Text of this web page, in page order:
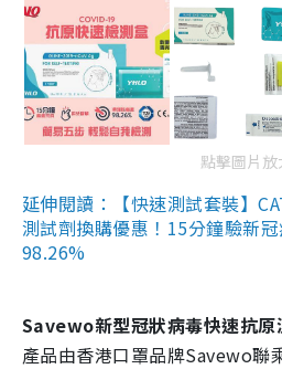
點擊圖片放
延伸閱讀：【快速測試套裝】
測試劑換購優惠！15分鐘驗新
98.26%
Savewo新型冠狀病毒快速抗原
產品由香港口罩品牌Savewo聯